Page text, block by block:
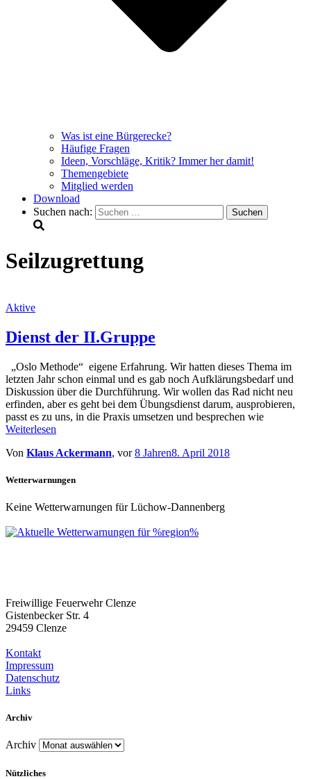
Was ist eine Bürgerecke?
Häufige Fragen
Ideen, Vorschläge, Kritik? Immer her damit!
Themengebiete
Mitglied werden
Download
Suchen nach:
Seilzugrettung
Aktive
Dienst der II.Gruppe
„Oslo Methode“ eigene Erfahrung. Wir hatten dieses Thema im
letzten Jahr schon einmal und es gab noch Aufklärungsbedarf und
Diskussion über die Durchführung. Wir wollen das Rad nicht neu
erfinden, aber es geht bei dem Übungsdienst darum, ausprobieren,
passt es zu uns, in die Praxis umsetzen und besprechen wie
Weiterlesen
Von Klaus Ackermann, vor8 Jahren8. April 2018
Wetterwarnungen
Keine Wetterwarnungen für Lüchow-Dannenberg
Freiwillige Feuerwehr Clenze
Gistenbecker Str. 4
29459 Clenze
Kontakt
Impressum
Datenschutz
Links
Archiv
Archiv
Nützliches